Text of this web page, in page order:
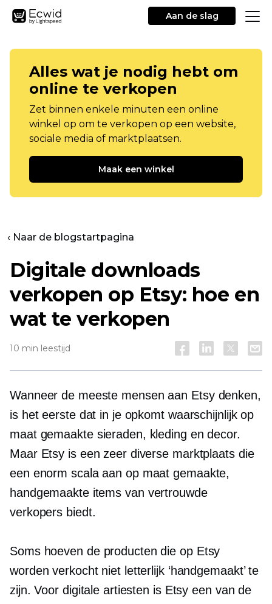
Aan de slag
Alles wat je nodig hebt om
online te verkopen
Zet binnen enkele minuten een online
winkel op om te verkopen op een website,
sociale media of marktplaatsen.
Maak een winkel
‹ Naar de blogstartpagina
Digitale downloads
verkopen op Etsy: hoe en
wat te verkopen
10 min leestijd
Wanneer de meeste mensen aan Etsy denken,
is het eerste dat in je opkomt waarschijnlijk op
maat gemaakte sieraden, kleding en decor.
Maar Etsy is een zeer diverse marktplaats die
een enorm scala aan op maat gemaakte,
handgemaakte items van vertrouwde
verkopers biedt.
Soms hoeven de producten die op Etsy
worden verkocht niet letterlijk ‘handgemaakt’ te
zijn. Voor digitale artiesten is Etsy een van de